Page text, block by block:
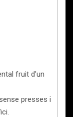
fruit d’un
presses i